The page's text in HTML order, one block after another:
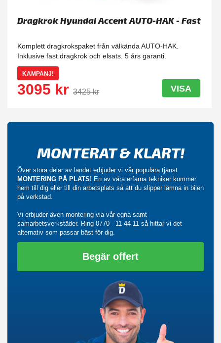
Dragkrok Hyundai Accent AUTO-HAK - Fast
Komplett dragkrokspaket från välkända AUTO-HAK.
Inklusive fast dragkrok och elsats. 5 års garanti.
KAMPANJ!
3095 kr 3425 kr VISA
MONTERAT & KLART!
Över stora delar av landet erbjuder vi vår populära tjänst
MONTERING PÅ PLATS! En av våra erfarna tekniker kommer
hem till dig eller till din arbetsplats så att du slipper lämna in bilen
på verkstad.
Vi erbjuder även montering via vår egna samt
samarbetsverkstäder. Ring 0770 - 11 44 11 så hittar vi det
alternativ som passar bäst för dig.
Begär offert